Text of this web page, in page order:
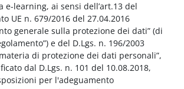
e-learning, ai sensi dell’art.13 del
UE n. 679/2016 del 27.04.2016
generale sulla protezione dei dati” (di
e del D.Lgs. n. 196/2003
di protezione dei dati personali”,
dal D.Lgs. n. 101 del 10.08.2018,
per l'adeguamento